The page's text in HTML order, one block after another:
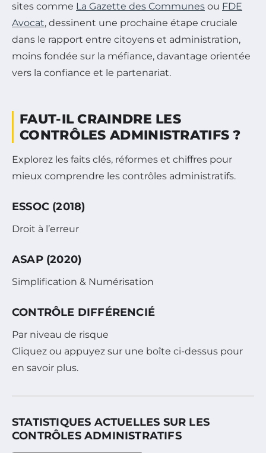
sites comme La Gazette des Communes ou FDE
Avocat, dessinent une prochaine étape cruciale
dans le rapport entre citoyens et administration,
moins fondée sur la méfiance, davantage orientée
vers la confiance et le partenariat.
FAUT-IL CRAINDRE LES
CONTRÔLES ADMINISTRATIFS ?
Explorez les faits clés, réformes et chiffres pour
mieux comprendre les contrôles administratifs.
ESSOC (2018)
Droit à l’erreur
ASAP (2020)
Simplification & Numérisation
CONTRÔLE DIFFÉRENCIÉ
Par niveau de risque
Cliquez ou appuyez sur une boîte ci-dessus pour
en savoir plus.
STATISTIQUES ACTUELLES SUR LES
CONTRÔLES ADMINISTRATIFS